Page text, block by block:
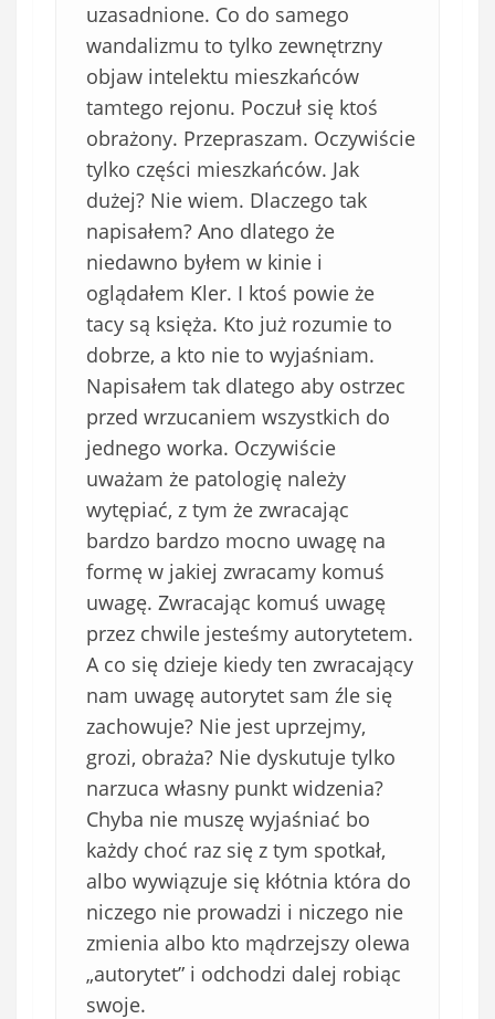
uzasadnione. Co do samego
wandalizmu to tylko zewnętrzny
objaw intelektu mieszkańców
tamtego rejonu. Poczuł się ktoś
obrażony. Przepraszam. Oczywiście
tylko części mieszkańców. Jak
dużej? Nie wiem. Dlaczego tak
napisałem? Ano dlatego że
niedawno byłem w kinie i
oglądałem Kler. I ktoś powie że
tacy są księża. Kto już rozumie to
dobrze, a kto nie to wyjaśniam.
Napisałem tak dlatego aby ostrzec
przed wrzucaniem wszystkich do
jednego worka. Oczywiście
uważam że patologię należy
wytępiać, z tym że zwracając
bardzo bardzo mocno uwagę na
formę w jakiej zwracamy komuś
uwagę. Zwracając komuś uwagę
przez chwile jesteśmy autorytetem.
A co się dzieje kiedy ten zwracający
nam uwagę autorytet sam źle się
zachowuje? Nie jest uprzejmy,
grozi, obraża? Nie dyskutuje tylko
narzuca własny punkt widzenia?
Chyba nie muszę wyjaśniać bo
każdy choć raz się z tym spotkał,
albo wywiązuje się kłótnia która do
niczego nie prowadzi i niczego nie
zmienia albo kto mądrzejszy olewa
„autorytet” i odchodzi dalej robiąc
swoje.